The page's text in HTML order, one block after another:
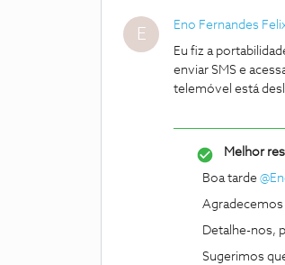
E Eno Fernandes
Eu fiz a
enviar SMS e
telemóvel está
Melhor
Boa tarde
Agradecemos
Detalhe-nos,
Sugerimos